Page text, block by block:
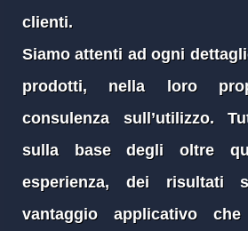
clienti.
Siamo attenti ad ogni
prodotti, nella loro
consulenza sull’utilizzo.
sulla base degli oltre
esperienza, dei risultati
vantaggio applicativo